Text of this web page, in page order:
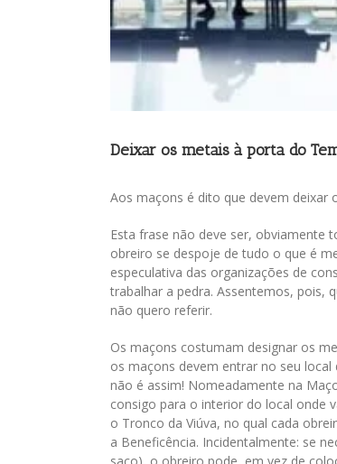
Deixar os metais à porta do
Aos maçons é dito que devem deixar
Esta frase não deve ser, obviamente
obreiro se despoje de tudo o que é
especulativa das organizações de
trabalhar a pedra. Assentemos, pois,
não quero referir.
Os maçons costumam designar os
os maçons devem entrar no seu
não é assim! Nomeadamente na
consigo para o interior do local onde
o Tronco da Viúva, no qual cada
a Beneficência. Incidentalmente: se